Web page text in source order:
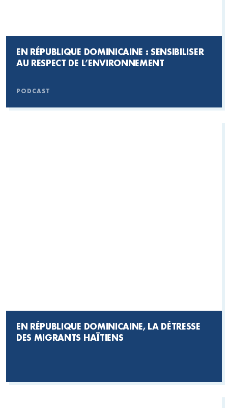
EN RÉPUBLIQUE DOMINICAINE : SENSIBILISER
AU RESPECT DE L’ENVIRONNEMENT
PODCAST
EN RÉPUBLIQUE DOMINICAINE, LA DÉTRESSE
DES MIGRANTS HAÏTIENS